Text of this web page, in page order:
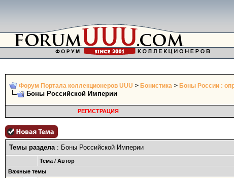
Форум Портала коллекционеров UUU > Бонистика > Боны России :
Боны Российской Империи
РЕГИСТРАЦИЯ
Темы раздела: Боны Российской Империи
Тема / Автор
Важные темы